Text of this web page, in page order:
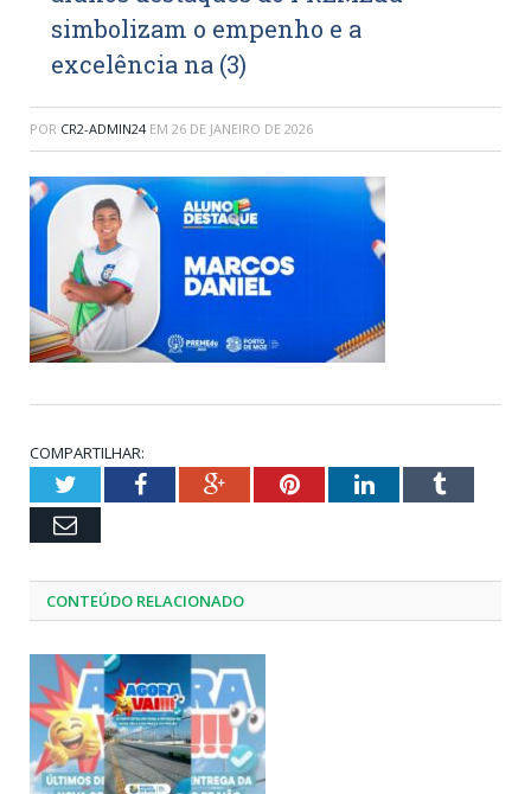
simbolizam o empenho e a
excelência na (3)
POR CR2-ADMIN24 EM 26 DE JANEIRO DE 2026
COMPARTILHAR:
TwitterFacebookGoogle+PinterestLinkedInTumblr
Email
CONTEÚDO RELACIONADO